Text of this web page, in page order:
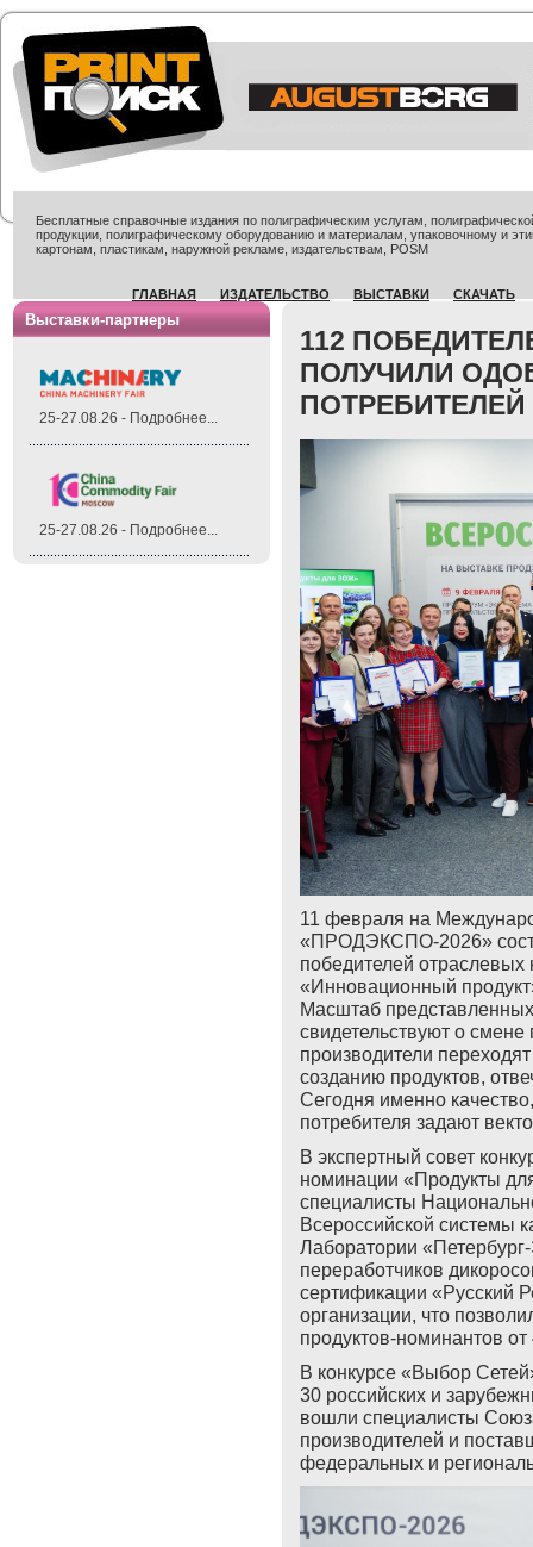
Бесплатные справочные издания по полиграфическим услугам,
продукции, полиграфическому оборудованию и материалам, упаковочному и
картонам, пластикам, наружной рекламе, издательствам, POSM
ГЛАВНАЯ ИЗДАТЕЛЬСТВО ВЫСТАВКИ СКАЧАТЬ
Выставки-партнеры
25-27.08.26 - Подробнее...
25-27.08.26 - Подробнее...
112
ПОЛУЧИЛИ
ПОТРЕБИТЕЛЕЙ
11 февраля на
«ПРОДЭКСПО-2026»
победителей
«Инновационный
Масштаб
свидетельствуют о
производители
созданию продуктов,
Сегодня именно
потребителя задают
В экспертный совет
номинации «Продукты
специалисты
Всероссийской системы
Лаборатории
переработчиков
сертификации «Русский
организации, что
продуктов-номинантов
В конкурсе «Выбор
30 российских и
вошли специалисты
производителей и
федеральных и